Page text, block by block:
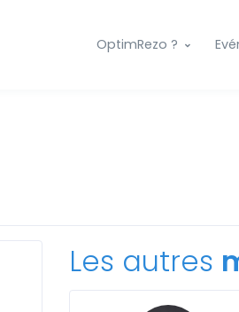
OptimRezo ?
Les autres